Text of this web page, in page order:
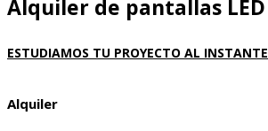
Alquiler de pantallas LED
ESTUDIAMOS TU PROYECTO AL INSTANTE
Alquiler